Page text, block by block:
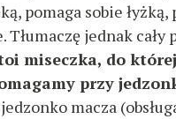
pomaga sobie
Tłumaczę jednak
miseczka, do
przy
macza